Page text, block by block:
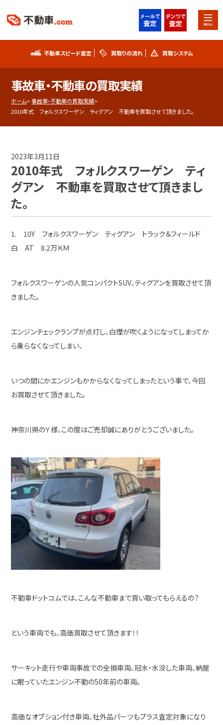
不動車スピード査定 買取りの流れ
買取システム
不動車買取実績 シリアルナンバー解説
プライバシーポリシー 会社概要
不動車スピード査定 買取りの流れ 買取システム
事故車・不動車の買取実績
ホーム
事故車・不動車の買取実績
2010年式 フォルクスワーゲン ティグアン 不動車を買取させて頂きました。
2023年3月11日
2010年式 フォルクスワーゲン ティ
グアン 不動車を買取させて頂きまし
た。
1. 10Y フォルクスワーゲン ティグアン トラック＆フィールド
白 AT 8.2万ＫＭ
フォルクスワーゲンの人気コンパクトSUV、ティグアンを買取させて頂
きました。
エンジンチェックランプが点灯し、白煙が吹くようになってしまってか
ら乗らなくなってしまい、
いつの間にかエンジンもかからなくなってしまったという事で、今回
お買取させて頂きました。
神奈川県のＹ様、この度はご売却誠にありがとうございました。
不動車ドットコムでは、こんな不動車まで買い取ってもらえるの？
という車両でも、高価買取させて頂きます！！
サーキット走行や車両事故での全損車両、冠水・水没した車両、納屋
に眠っていたエンジン不動の50年前の車両。
高価なオプション付き車両、社外品パーツもプラス査定対象になり